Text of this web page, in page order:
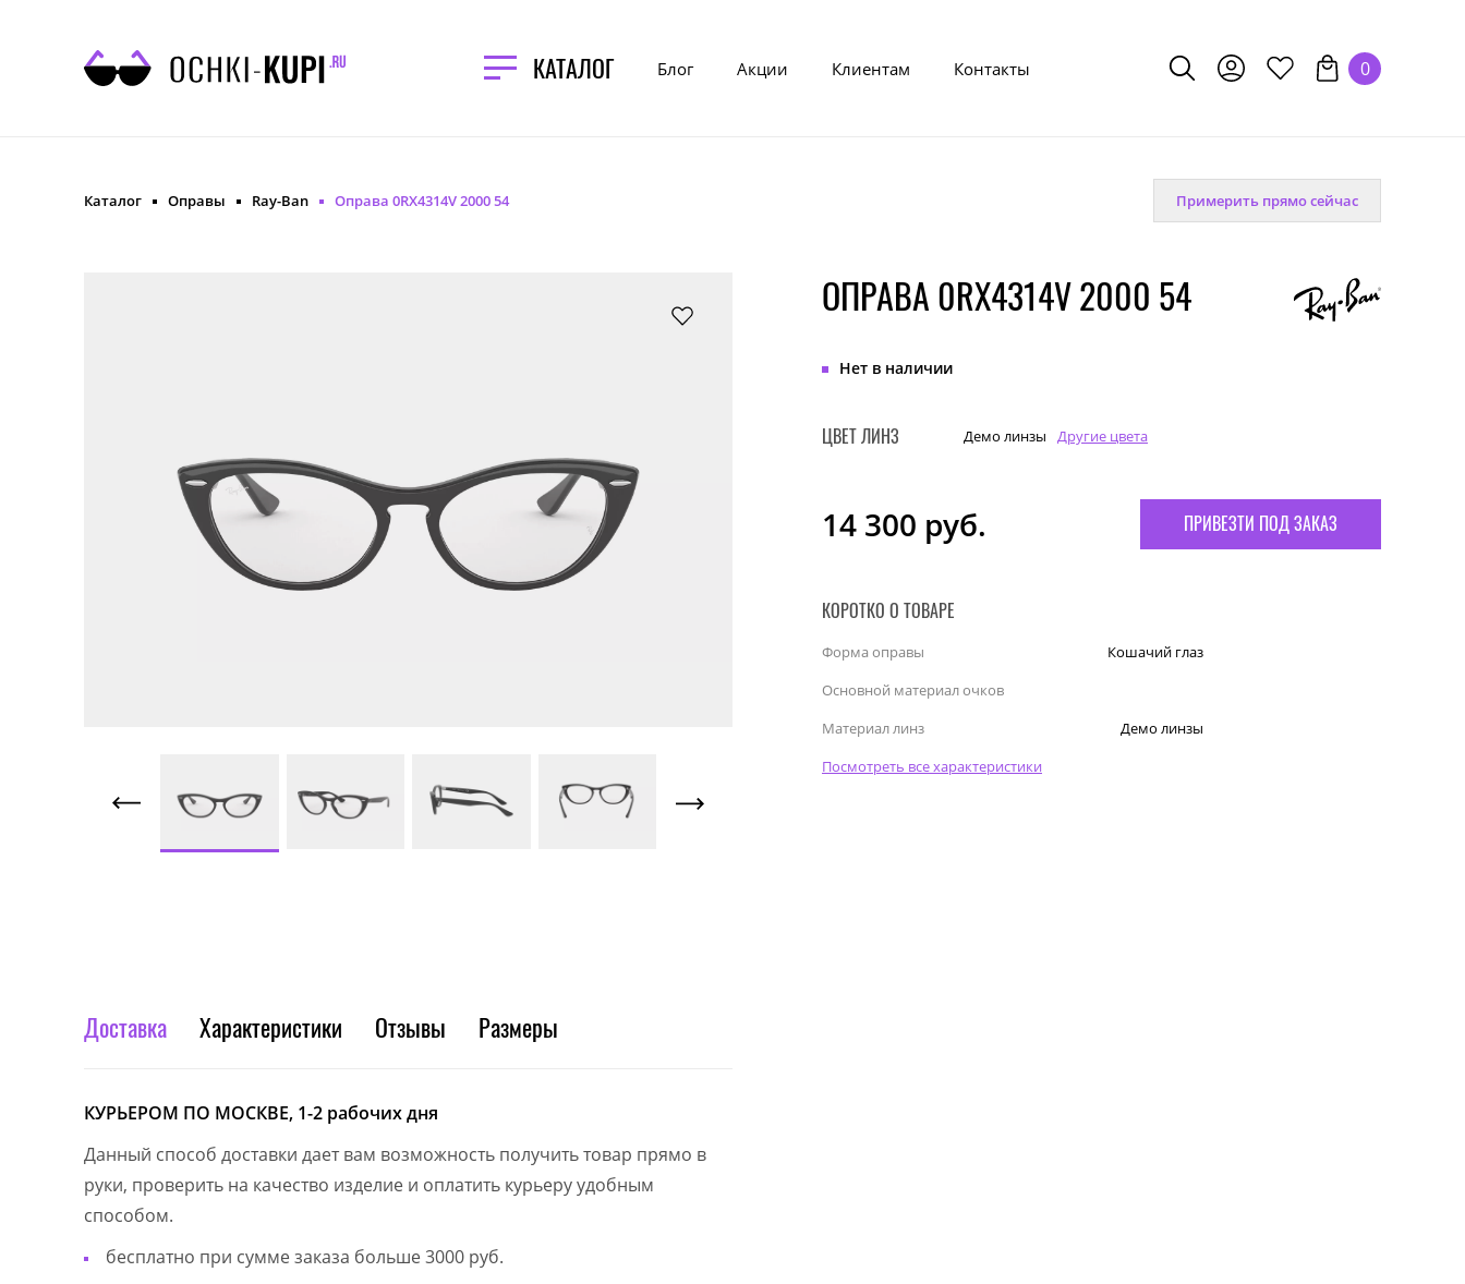
КАТАЛОГ Блог Акции Клиентам Контакты 0
Каталог Оправы Ray-Ban Оправа 0RX4314V 2000 54 Примерить прямо сейчас
ОПРАВА 0RX4314V 2000 54
Нет в наличии
ЦВЕТ ЛИНЗ Демо линзы Другие цвета
14 300 руб. ПРИВЕЗТИ ПОД ЗАКАЗ
КОРОТКО О ТОВАРЕ
Форма оправы
Кошачий глаз
Основной материал очков
Материал линз
Демо линзы
Посмотреть все характеристики
Доставка Характеристики Отзывы Размеры
КУРЬЕРОМ ПО МОСКВЕ, 1-2 рабочих дня
Данный способ доставки дает вам возможность получить товар прямо в
руки, проверить на качество изделие и оплатить курьеру удобным
способом.
бесплатно при сумме заказа больше 3000 руб.